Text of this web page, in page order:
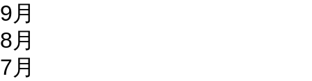
9月
8月
7月